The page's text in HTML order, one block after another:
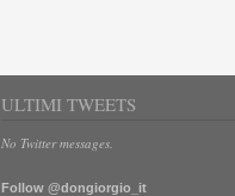
ULTIMI TWEETS
No Twitter messages.
Follow @dongiorgio_it